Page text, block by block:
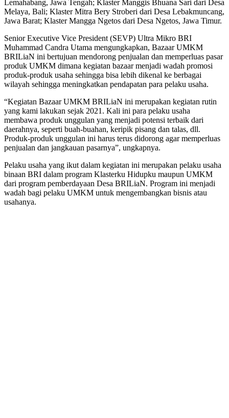
Lemahabang, Jawa Tengah; Klaster Manggis Bhuana Sari dari Desa
Melaya, Bali; Klaster Mitra Bery Stroberi dari Desa Lebakmuncang,
Jawa Barat; Klaster Mangga Ngetos dari Desa Ngetos, Jawa Timur.
Senior Executive Vice President (SEVP) Ultra Mikro BRI
Muhammad Candra Utama mengungkapkan, Bazaar UMKM
BRILiaN ini bertujuan mendorong penjualan dan memperluas pasar
produk UMKM dimana kegiatan bazaar menjadi wadah promosi
produk-produk usaha sehingga bisa lebih dikenal ke berbagai
wilayah sehingga meningkatkan pendapatan para pelaku usaha.
“Kegiatan Bazaar UMKM BRILiaN ini merupakan kegiatan rutin
yang kami lakukan sejak 2021. Kali ini para pelaku usaha
membawa produk unggulan yang menjadi potensi terbaik dari
daerahnya, seperti buah-buahan, keripik pisang dan talas, dll.
Produk-produk unggulan ini harus terus didorong agar memperluas
penjualan dan jangkauan pasarnya”, ungkapnya.
Pelaku usaha yang ikut dalam kegiatan ini merupakan pelaku usaha
binaan BRI dalam program Klasterku Hidupku maupun UMKM
dari program pemberdayaan Desa BRILiaN. Program ini menjadi
wadah bagi pelaku UMKM untuk mengembangkan bisnis atau
usahanya.